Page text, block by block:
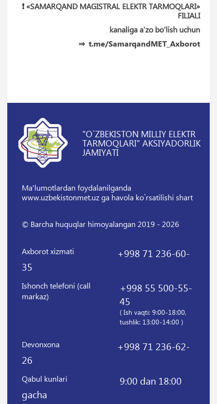
❗️ «SAMARQAND MAGISTRAL ELEKTR TARMOQLARI»
FILIALI
kanaliga a’zo bo’lish uchun
⇒ t.me/SamarqandMET_Axborot
"O`ZBEKISTON MILLIY ELEKTR
TARMOQLARI" AKSIYADORLIK
JAMIYATI
Ma'lumotlardan foydalanilganda
www.uzbekistonmet.uz ga havola ko`rsatilishi shart
© Barcha huquqlar himoyalangan 2019 - 2026
Axborot xizmati
+998 71 236-60-
35
Ishonch telefoni (call
markaz)
+998 55 500-55-
45
( Ish vaqti: 9:00-18:00,
tushlik: 13:00-14:00 )
Devonxona
+998 71 236-62-
26
Qabul kunlari
9:00 dan 18:00
gacha